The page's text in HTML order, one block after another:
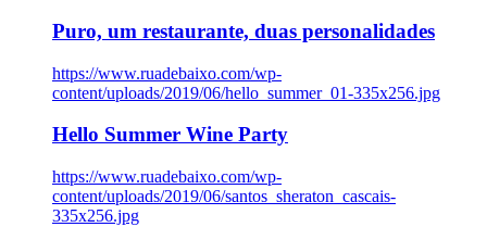
Puro, um restaurante, duas personalidades
https://www.ruadebaixo.com/wp-
content/uploads/2019/06/hello_summer_01-335x256.jpg
Hello Summer Wine Party
https://www.ruadebaixo.com/wp-
content/uploads/2019/06/santos_sheraton_cascais-
335x256.jpg